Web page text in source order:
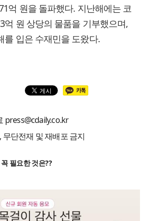
억 원을 돌파했다. 지난해에는 코
억 원 상당의 물품을 기부했으며,
를 입은 수재민을 도왔다.
press@cdaily.co.kr
단전재 및 재배포 금지
필요한 것은??